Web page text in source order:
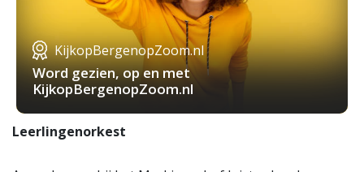
KijkopBergenopZoom.nl
Word gezien, op en met
KijkopBergenopZoom.nl
Leerlingenorkest